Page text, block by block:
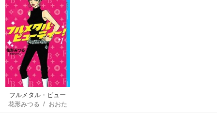
フルメタル・ビュー
ティー！
花形みつる / おおた
うに